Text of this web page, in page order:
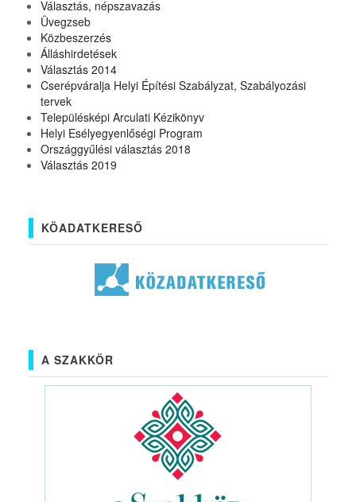
Választás, népszavazás
Üvegzseb
Közbeszerzés
Álláshirdetések
Választás 2014
Cserépváralja Helyi Építési Szabályzat, Szabályozási
tervek
Településképi Arculati Kézikönyv
Helyi Esélyegyenlőségi Program
Országgyűlési választás 2018
Választás 2019
KÖADATKERESŐ
A SZAKKÖR